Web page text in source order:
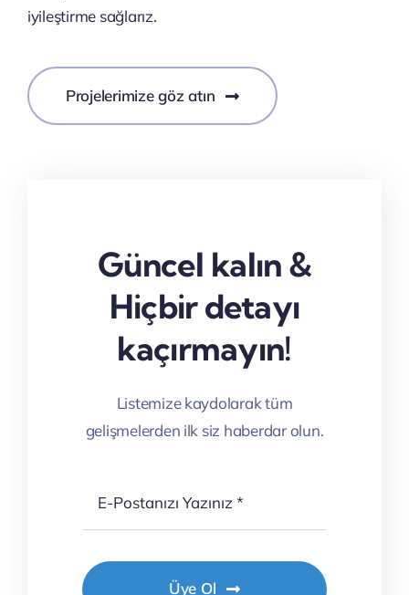
iyileştirme sağlarız.
Projelerimize göz atın
Güncel kalın &
Hiçbir detayı
kaçırmayın!
Listemize kaydolarak tüm
gelişmelerden ilk siz haberdar olun.
Üye Ol